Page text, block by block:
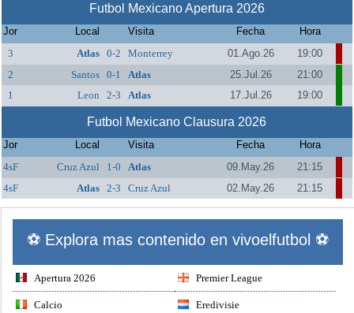
Futbol Mexicano Apertura 2026
Jor Local Visita Fecha
Hora
3
Atlas 0-2 Monterrey 01.Ago.26
19:00
2
Santos 0-1 Atlas 25.Jul.26
21:00
1
Leon 2-3 Atlas 17.Jul.26 19:00
Futbol Mexicano Clausura 2026
Jor Local Visita Fecha
Hora
4sF
Cruz Azul 1-0 Atlas 09.May.26
21:15
4sF
Atlas 2-3 Cruz Azul 02.May.26 21:15
⚽ Explora mas contenido en vivoelfutbol ⚽
Apertura 2026 Premier League
Calcio Eredivisie